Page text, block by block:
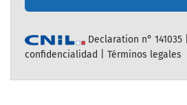
Declaration n° 141035 |
confidencialidad
Términos legales